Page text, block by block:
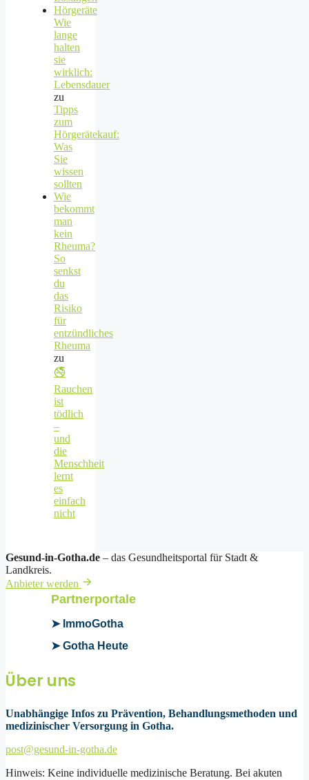
Hörgeräte
Wie
lange
halten
sie
wirklich:
Lebensdauer
zu
Tipps
zum
Hörgerätekauf:
Was
Sie
wissen
sollten
Wie
bekommt
man
kein
Rheuma?
So
senkst
du
das
Risiko
für
entzündliches
Rheuma
zu
🚭
Rauchen
ist
tödlich
–
und
die
Menschheit
lernt
es
einfach
nicht
Gesund-in-Gotha.de – das Gesundheitsportal für Stadt &
Landkreis.
Anbieter werden
Partnerportale
➤ ImmoGotha
➤ Gotha Heute
Über uns
Unabhängige Infos zu Prävention, Behandlungsmethoden und
medizinischer Versorgung in Gotha.
post@gesund-in-gotha.de
Hinweis: Keine individuelle medizinische Beratung. Bei akuten